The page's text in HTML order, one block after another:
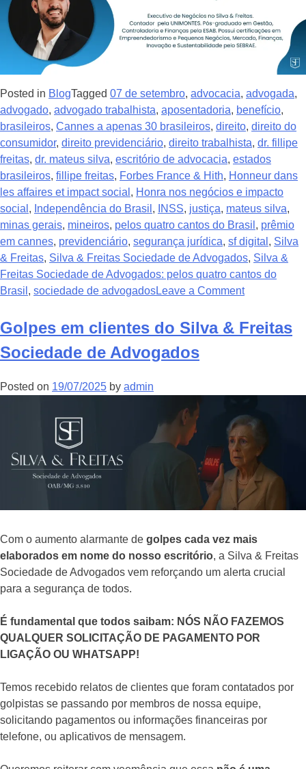
Posted in BlogTagged 07 de setembro, advocacia, advogada,
advogado, advogado trabalhista, aposentadoria, benefício,
brasileiros, Cannes a apenas 30 brasileiros, direito, direito do
consumidor, direito previdenciário, direito trabalhista, dr. fillipe
freitas, dr. mateus silva, escritório de advocacia, estados
brasileiros, fillipe freitas, Forbes France & Hith, Honneur dans
les affaires et impact social , Honra nos negócios e impacto
social , Independência do Brasil , INSS, justiça, mateus silva,
minas gerais, mineiros, pelos quatro cantos do Brasil , prêmio
em cannes, previdenciário, segurança jurídica, sf digital , Silva
& Freitas, Silva & Freitas Sociedade de Advogados, Silva &
Freitas Sociedade de Advogados: pelos quatro cantos do
Brasil , sociedade de advogadosLeave a Comment
Golpes em clientes do Silva & Freitas
Sociedade de Advogados
Posted on 19/07/2025 by admin
Com o aumento alarmante de golpes cada vez mais
elaborados em nome do nosso escritório, a Silva & Freitas
Sociedade de Advogados vem reforçando um alerta crucial
para a segurança de todos.
É fundamental que todos saibam: NÓS NÃO FAZEMOS
QUALQUER SOLICITAÇÃO DE PAGAMENTO POR
LIGAÇÃO OU WHATSAPP!
Temos recebido relatos de clientes que foram contatados por
golpistas se passando por membros de nossa equipe,
solicitando pagamentos ou informações financeiras por
telefone, ou aplicativos de mensagem.